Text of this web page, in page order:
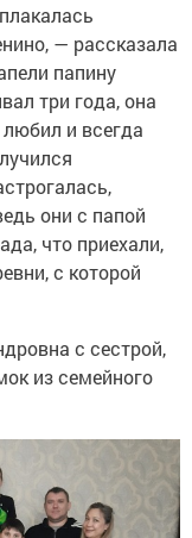
— рассказала
папину
три года, она
и всегда
они с папой
что приехали,
с которой
с сестрой,
из семейного